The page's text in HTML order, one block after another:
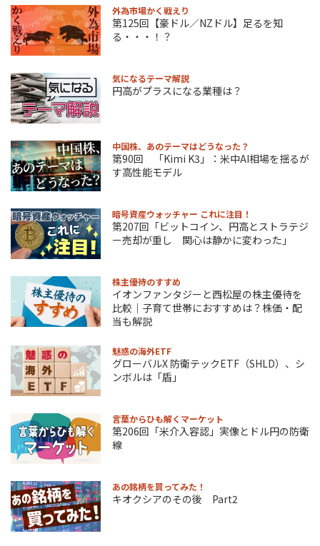
外為市場かく戦えり
第125回【豪ドル／NZドル】足るを知
る・・・！？
気になるテーマ解説
円高がプラスになる業種は？
中国株、あのテーマはどうなった？
第90回 「Kimi K3」：米中AI相場を揺るが
す高性能モデル
暗号資産ウォッチャー これに注目！
第207回「ビットコイン、円高とストラテジ
ー売却が重し 関心は静かに変わった」
株主優待のすすめ
イオンファンタジーと西松屋の株主優待を
比較｜子育て世帯におすすめは？株価・配
当も解説
魅惑の海外ETF
グローバルX 防衛テックETF（SHLD）、シ
ンボルは「盾」
言葉からひも解くマーケット
第206回「米介入容認」実像とドル円の防衛
線
あの銘柄を買ってみた！
キオクシアのその後 Part2